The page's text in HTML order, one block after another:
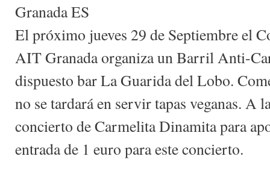
Granada ES
El próximo jueves 29 de Septiembre el
AIT Granada organiza un Barril Anti-
dispuesto bar La Guarida del Lobo.
no se tardará en servir tapas veganas. A
concierto de Carmelita Dinamita para
entrada de 1 euro para este concierto.